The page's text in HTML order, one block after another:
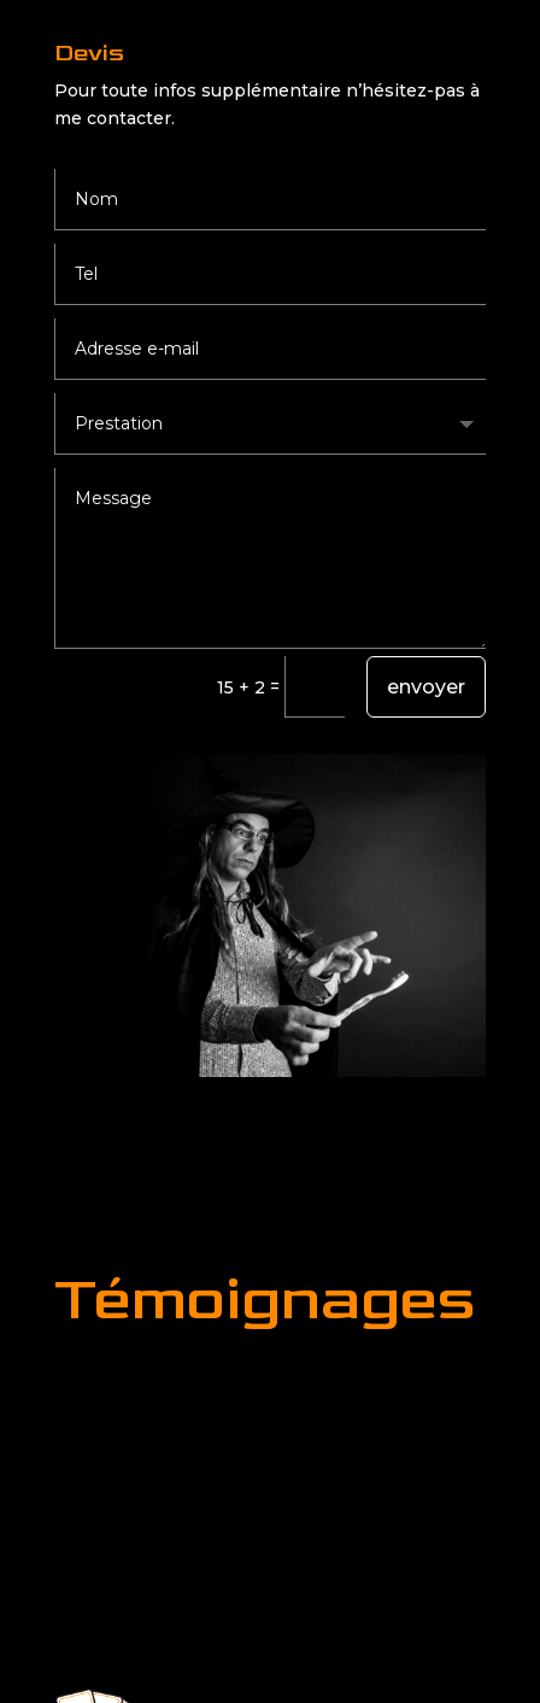
Devis
Pour toute infos supplémentaire n’hésitez-pas à
me contacter.
15 + 2 = envoyer
Témoignages